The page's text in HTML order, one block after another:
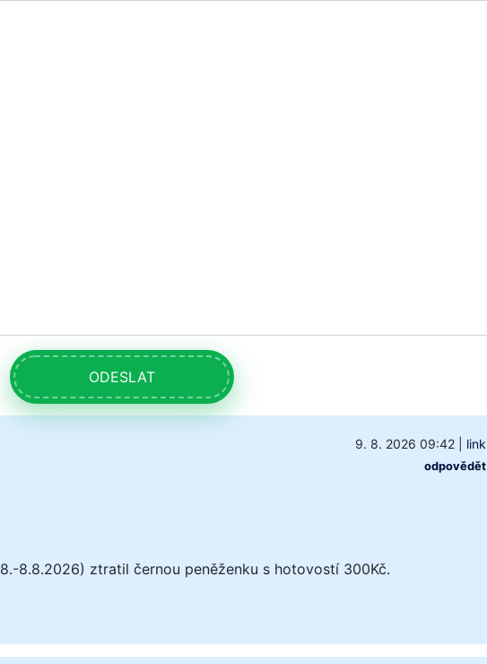
ODESLAT
9. 8. 2026 09:42| link
odpovědět
8.8.2026) ztratil černou peněženku s hotovostí 300Kč.